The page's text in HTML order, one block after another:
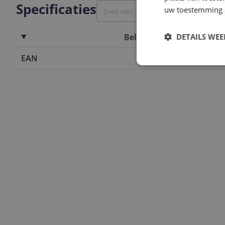
Specificaties
Belangrijkste kenmerken
EAN
uw
DETAILS